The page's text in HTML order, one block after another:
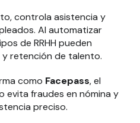
controla asistencia y
Al automatizar
de RRHH pueden
retención de talento.
como Facepass, el
evita fraudes en nómina y
preciso.